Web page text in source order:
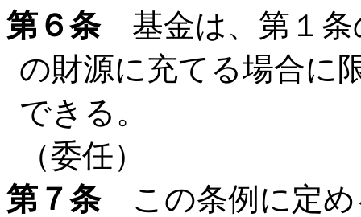
第６条基金は、第１条
の財源に充てる場合に
できる。
（委任）
第７条この条例に定め